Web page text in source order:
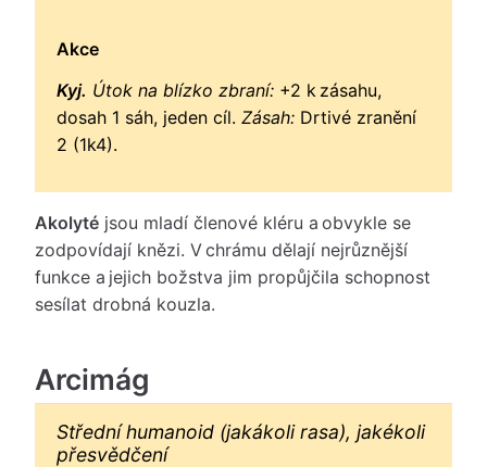
Akce
Kyj. Útok na blízko zbraní: +2 k zásahu,
dosah 1 sáh, jeden cíl. Zásah: Drtivé zranění
2 (1k4).
Akolyté jsou mladí členové kléru a obvykle se
zodpovídají knězi. V chrámu dělají nejrůznější
funkce a jejich božstva jim propůjčila schopnost
sesílat drobná kouzla.
Arcimág
Střední humanoid (jakákoli rasa), jakékoli
přesvědčení